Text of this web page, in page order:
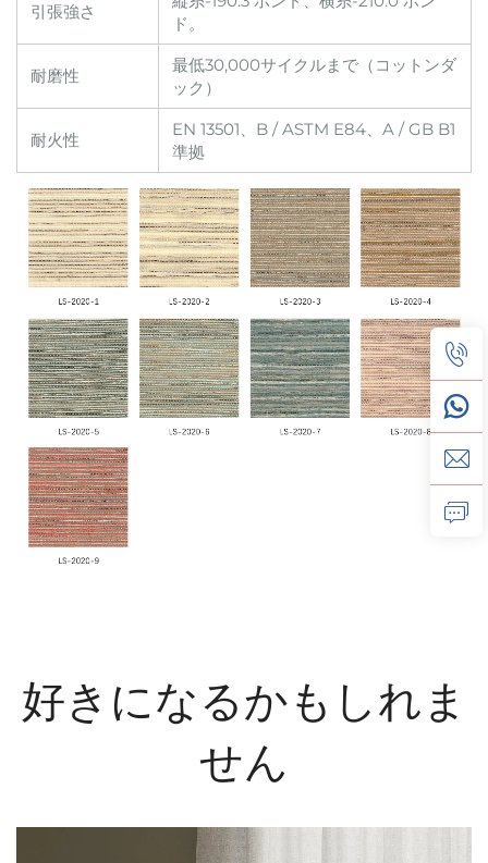
引張強さ
ド。
耐磨性
最低30,000サイクルまで（コットンダ
ック）
耐火性
EN 13501、B / ASTM E84、A / GB B1
準拠
好きになるかもしれま
せん